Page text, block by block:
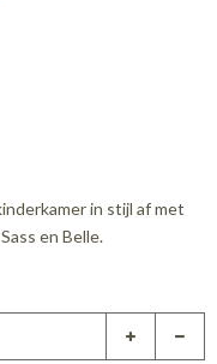
in stijl af met
en Belle.